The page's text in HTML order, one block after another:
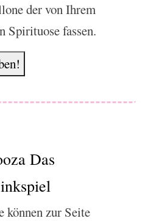
der von Ihrem
Spirituose fassen.
Das
können zur Seite